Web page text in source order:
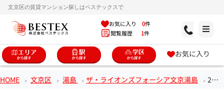
文京区の賃貸マンション探しはベステックスで
お気に入り 0件
閲覧履歴 1件
お気に入り
HOME 文京区 湯島 ザ・ライオンズフォーシア文京湯島 2階1DKのお部屋